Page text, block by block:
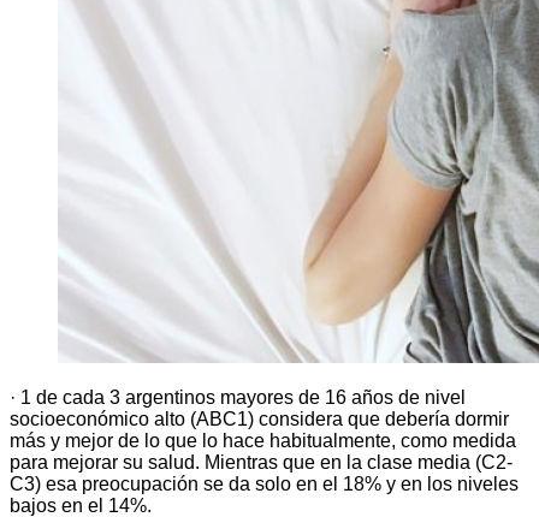
· 1 de cada 3 argentinos mayores de 16 años de nivel
socioeconómico alto (ABC1) considera que debería dormir
más y mejor de lo que lo hace habitualmente, como medida
para mejorar su salud. Mientras que en la clase media (C2-
C3) esa preocupación se da solo en el 18% y en los niveles
bajos en el 14%.